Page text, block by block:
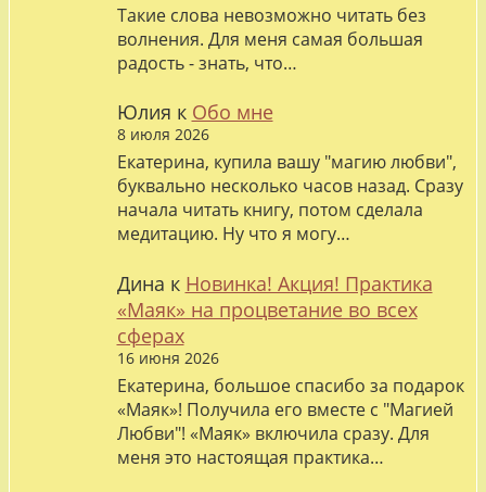
Такие слова невозможно читать без
волнения. Для меня самая большая
радость - знать, что…
Юлия к Обо мне
8 июля 2026
Екатерина, купила вашу "магию любви",
буквально несколько часов назад. Сразу
начала читать книгу, потом сделала
медитацию. Ну что я могу…
Дина к Новинка! Акция! Практика
«Маяк» на процветание во всех
сферах
16 июня 2026
Екатерина, большое спасибо за подарок
«Маяк»! Получила его вместе с "Магией
Любви"! «Маяк» включила сразу. Для
меня это настоящая практика…